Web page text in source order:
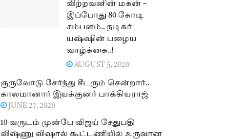
விற்றவனின் மகன் –
இப்போது 80 கோடி
சம்பளம்.. நடிகர்
யஷ்ஷின் பழைய
வாழ்க்கை..!
AUGUST 5, 2026
குருவோடு சேர்ந்து சீடரும் சென்றார்..
காலமானார் இயக்குனர் பாக்கியராஜ்
JUNE 27, 2026
10 வருடம் முன்பே விஜய் சேதுபதி
விஷ்ணு விஷால் கூட்டணியில் உருவான